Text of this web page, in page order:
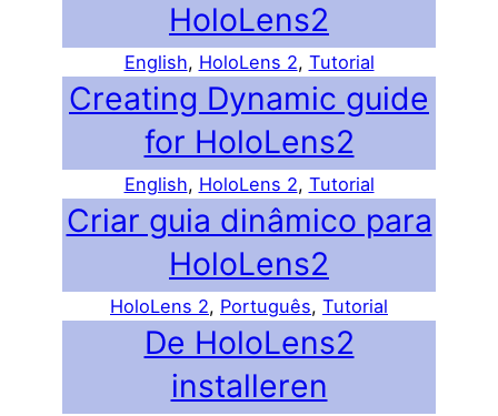
HoloLens2
English, HoloLens 2, Tutorial
Creating Dynamic guide
for HoloLens2
English, HoloLens 2, Tutorial
Criar guia dinâmico para
HoloLens2
HoloLens 2, Português, Tutorial
De HoloLens2
installeren